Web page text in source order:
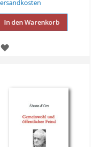
In den Warenkorb
ZUR